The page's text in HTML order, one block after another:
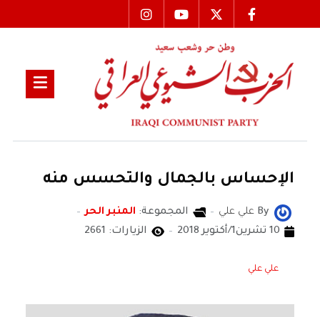
الإحساس بالجمال والتحسس منه
By علي علي المجموعة: المنبر الحر
10 تشرين1/أكتوير 2018
الزيارات: 2661
علي علي